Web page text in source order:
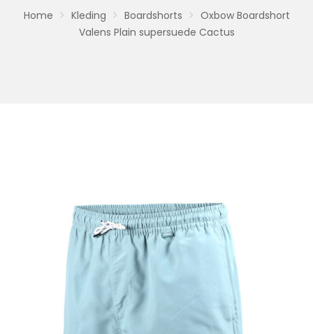
Home Kleding Boardshorts
Oxbow Boardshort
Valens Plain supersuede Cactus